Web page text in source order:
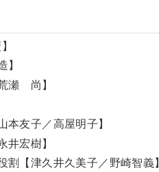
瀬 尚】
友子／高屋明子】
宏樹】
【津久井久美子／野崎智義】